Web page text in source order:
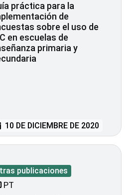
práctica para la
de
sobre el uso de
en escuelas de
primaria y
10 DE DICIEMBRE DE 2020
publicaciones
PT